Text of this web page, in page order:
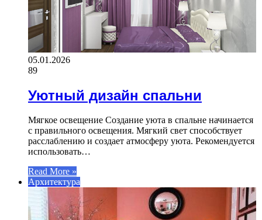
05.01.2026
89
Уютный дизайн спальни
Мягкое освещение Создание уюта в спальне начинается
с правильного освещения. Мягкий свет способствует
расслаблению и создает атмосферу уюта. Рекомендуется
использовать…
Read More »
Архитектура